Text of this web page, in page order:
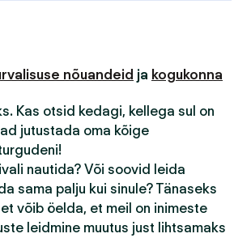
nõuandeid ja kogukonna
Kas otsid kedagi, kellega sul on
jutustada oma kõige
nautida? Või soovid leida
sama palju kui sinule? Tänaseks
võib öelda, et meil on inimeste
leidmine muutus just lihtsamaks